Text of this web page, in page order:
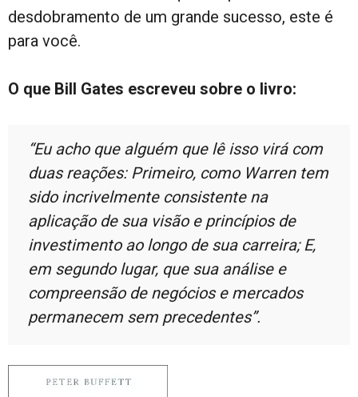
desdobramento de um grande sucesso, este é
para você.
O que Bill Gates escreveu sobre o livro:
“Eu acho que alguém que lê isso virá com
duas reações: Primeiro, como Warren tem
sido incrivelmente consistente na
aplicação de sua visão e princípios de
investimento ao longo de sua carreira; E,
em segundo lugar, que sua análise e
compreensão de negócios e mercados
permanecem sem precedentes”.